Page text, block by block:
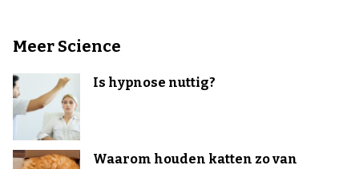
Meer Science
Is hypnose nuttig?
Waarom houden katten zo van